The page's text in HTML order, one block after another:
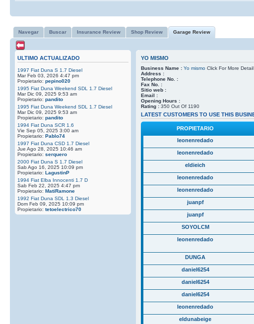
Navegar Buscar Insurance Review Shop Review Garage Review
ULTIMO ACTUALIZADO
1997 Fiat Duna S 1.7 Diesel
Mar Feb 03, 2026 4:47 pm
Propietario: pepino020
1995 Fiat Duna Weekend SDL 1.7 Diesel
Mar Dic 09, 2025 9:53 am
Propietario: pandito
1995 Fiat Duna Weekend SDL 1.7 Diesel
Mar Dic 09, 2025 9:53 am
Propietario: pandito
1994 Fiat Duna SCR 1.6
Vie Sep 05, 2025 3:00 am
Propietario: Pablo74
1997 Fiat Duna CSD 1.7 Diesel
Jue Ago 28, 2025 10:46 am
Propietario: serquero
2000 Fiat Duna S 1.7 Diesel
Sab Ago 16, 2025 10:09 pm
Propietario: LagustinP
1994 Fiat Elba Innocenti 1.7 D
Sab Feb 22, 2025 4:47 pm
Propietario: MatiRamone
1992 Fiat Duna SDL 1.3 Diesel
Dom Feb 09, 2025 10:09 pm
Propietario: tetoelectrico70
YO MISMO
Business Name : Yo mismoClick For More Detail
Address :
Telephone No. :
Fax No. :
Sitio web :
Email :
Opening Hours :
Rating : 350 Out Of 1190
LATEST CUSTOMERS TO USE THIS
PROPIETARIO
leonenredado
leonenredado
eldieich
leonenredado
leonenredado
juanpf
juanpf
SOYOLCM
leonenredado
DUNGA
daniel6254
daniel6254
daniel6254
leonenredado
eldunabeige